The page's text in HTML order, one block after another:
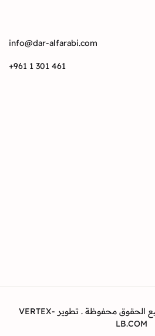
info@dar-alfarabi.com
+961 1 301 461
دار الفارابي © 2025 . جميع الحقوق محفوظة . تطوير VERTEX-
LB.COM